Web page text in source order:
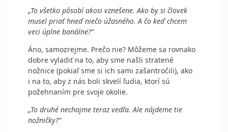
„To všetko pôsobí akosi vznešene. Ako by si človek
musel priať hneď niečo úžasného. A čo keď chcem
veci úplne banálne?“
Áno, samozrejme. Prečo nie? Môžeme sa rovnako
dobre vyladiť na to, aby sme našli stratené
nožnice (pokiaľ sme si ich sami zašantročili), ako
i na to, aby z nás boli skvelí ľudia, ktorí sú
požehnaním pre svoje okolie.
„To druhé nechajme teraz vedľa. Ale nájdeme tie
nožničky?“